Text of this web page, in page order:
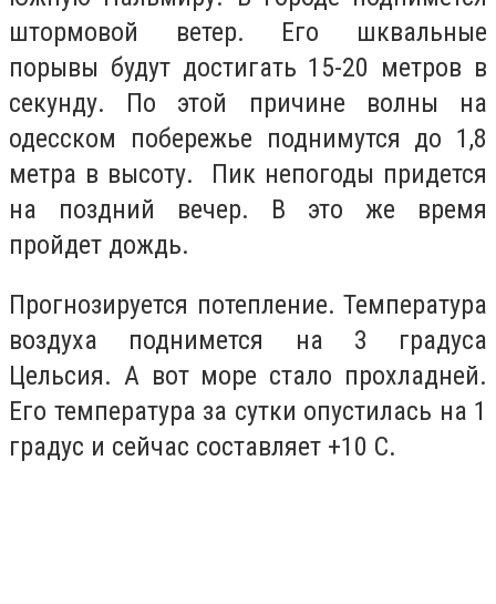
штормовой ветер. Его шквальные
порывы будут достигать 15-20 метров в
секунду. По этой причине волны на
одесском побережье поднимутся до 1,8
метра в высоту. Пик непогоды придется
на поздний вечер. В это же время
пройдет дождь.
Прогнозируется потепление. Температура
воздуха поднимется на 3 градуса
Цельсия. А вот море стало прохладней.
Его температура за сутки опустилась на 1
градус и сейчас составляет +10 С.